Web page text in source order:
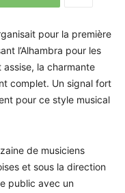
pour la première
l’Alhambra pour les
la charmante
complet. Un signal fort
pour ce style musical
de musiciens
et sous la direction
public avec un